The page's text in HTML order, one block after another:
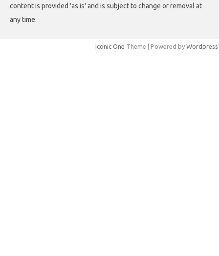
content is provided 'as is' and is subject to change or removal at
any time.
Iconic One Theme | Powered by Wordpress